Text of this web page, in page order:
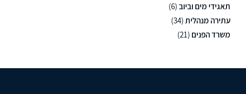
תאגידי מים וביוב(6)
עתירה מנהלית(34)
משרד הפנים (21)